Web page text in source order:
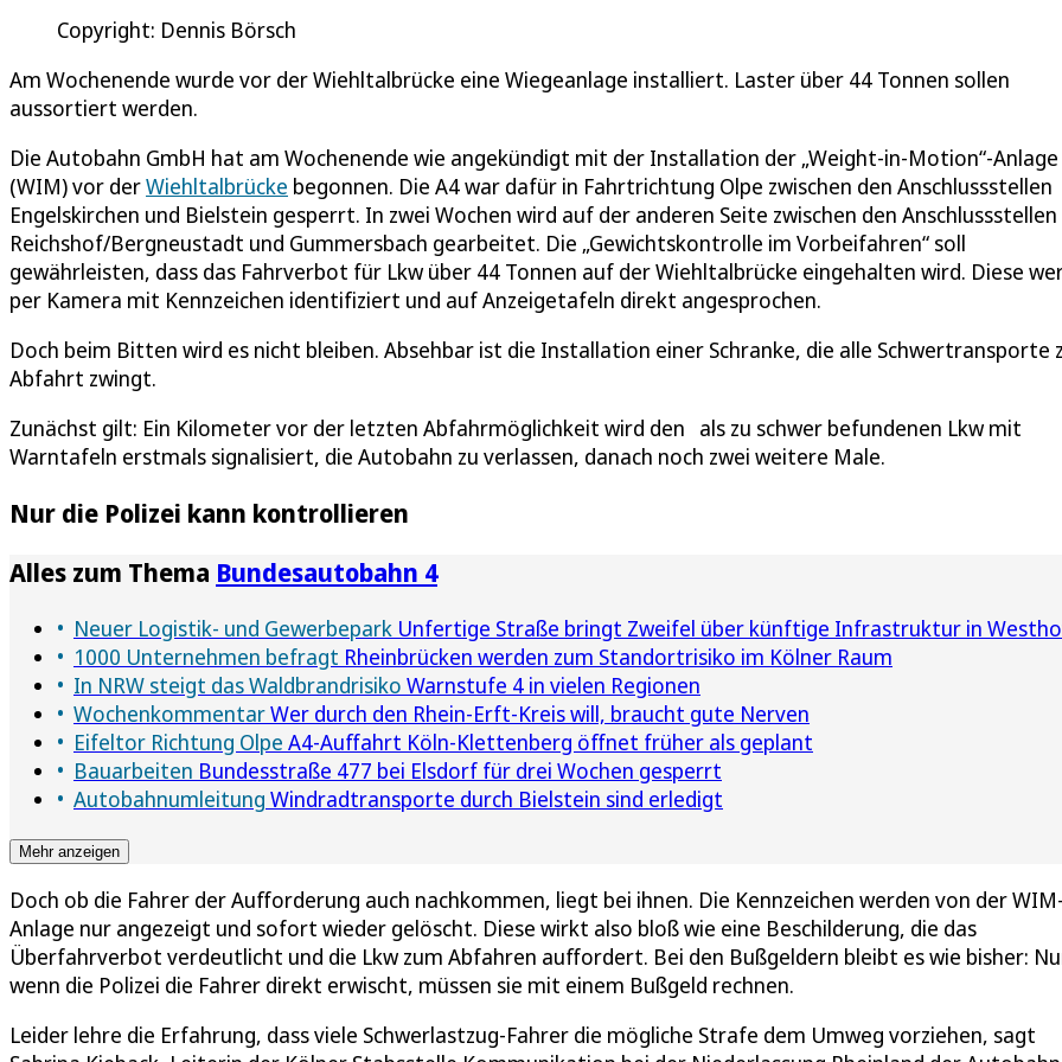
Copyright: Dennis Börsch
Am Wochenende wurde vor der Wiehltalbrücke eine Wiegeanlage installiert. Laster über 44 Tonnen sollen
aussortiert werden.
Die Autobahn GmbH hat am Wochenende wie angekündigt mit der Installation der „Weight-in-Motion“-Anlage
(WIM) vor derWiehltalbrücke begonnen. Die A4 war dafür in Fahrtrichtung Olpe zwischen den Anschlussstellen
Engelskirchen und Bielstein gesperrt. In zwei Wochen wird auf der anderen Seite zwischen den Anschlussstellen
Reichshof/Bergneustadt und Gummersbach gearbeitet. Die „Gewichtskontrolle im Vorbeifahren“ soll
gewährleisten, dass das Fahrverbot für Lkw über 44 Tonnen auf der Wiehltalbrücke eingehalten wird. Diese
per Kamera mit Kennzeichen identifiziert und auf Anzeigetafeln direkt angesprochen.
Doch beim Bitten wird es nicht bleiben. Absehbar ist die Installation einer Schranke, die alle Schwertransporte
Abfahrt zwingt.
Zunächst gilt: Ein Kilometer vor der letzten Abfahrmöglichkeit wird den als zu schwer befundenen Lkw mit
Warntafeln erstmals signalisiert, die Autobahn zu verlassen, danach noch zwei weitere Male.
Nur die Polizei kann kontrollieren
Alles zum Thema Bundesautobahn 4
Neuer Logistik- und Gewerbepark Unfertige Straße bringt Zweifel über künftige Infrastruktur in
1000 Unternehmen befragt Rheinbrücken werden zum Standortrisiko im Kölner Raum
In NRW steigt das Waldbrandrisiko Warnstufe 4 in vielen Regionen
WochenkommentarWer durch den Rhein-Erft-Kreis will, braucht gute Nerven
Eifeltor Richtung Olpe A4-Auffahrt Köln-Klettenberg öffnet früher als geplant
Bauarbeiten Bundesstraße 477 bei Elsdorf für drei Wochen gesperrt
Autobahnumleitung Windradtransporte durch Bielstein sind erledigt
Mehr anzeigen
Doch ob die Fahrer der Aufforderung auch nachkommen, liegt bei ihnen. Die Kennzeichen werden von der WIM-
Anlage nur angezeigt und sofort wieder gelöscht. Diese wirkt also bloß wie eine Beschilderung, die das
Überfahrverbot verdeutlicht und die Lkw zum Abfahren auffordert. Bei den Bußgeldern bleibt es wie bisher:
wenn die Polizei die Fahrer direkt erwischt, müssen sie mit einem Bußgeld rechnen.
Leider lehre die Erfahrung, dass viele Schwerlastzug-Fahrer die mögliche Strafe dem Umweg vorziehen, sagt